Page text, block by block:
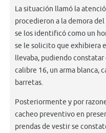
La situación llamó la
procedieron a la demora
se los identificó como un
se le solicito que exhibiera
llevaba, pudiendo
calibre 16, un arma blanca,
barretas.
Posteriormente y por
cacheo preventivo en
prendas de vestir se